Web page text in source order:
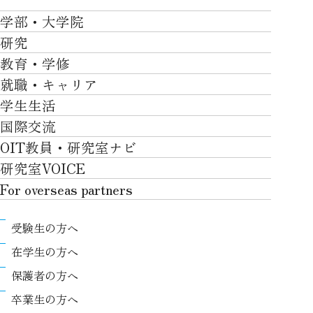
大学紹介TOP
OVER THE LIMIT
大学について
施設一覧
社会・地域・高大連携
川上村での取り組み
アクセス
ポリシー/コンプライアンス
卒業生VOICE
学部・大学院
学部・大学院TOP
工学部
ロボティクス＆デザイン工学部
情報科学部
知的財産学部
工学研究科
ロボティクス＆デザイン工学研究科
知的財産専門職大学院
研究
研究TOP
研究について
産官学連携
教育・学修
教育・学修TOP
卒業時質保証を担う独自の教育システム
自律学修
学習支援
リカレント教育プログラム
高大接続
教職課程
教育センター
履修、授業、試験について
シラバス
就職・キャリア
就職・キャリアTOP
就職サポート
キャリア形成
インターンシップ
学生生活
学生生活TOP
キャンパスライフ
課外活動
学費
奨学金
生活支援
情報センター
証明書発行について（在学生向け）
国際交流
国際交流TOP
グローバルな人材育成
国際交流プログラムについて
国際交流プログラムのサポート体制等
キャンパス内での国際交流
国際交流センター
協定校
OIT教員・研究室ナビ
研究室VOICE
For overseas partners
About
Research
International (Exchange students / Overseas
partners)
受験生の方へ
在学生の方へ
保護者の方へ
卒業生の方へ